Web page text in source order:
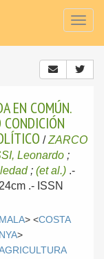
EN COMÚN.
CONDICIÓN
/ZARCO
Leonardo ;
; (et al.) .-
.- ISSN
> <COSTA
>